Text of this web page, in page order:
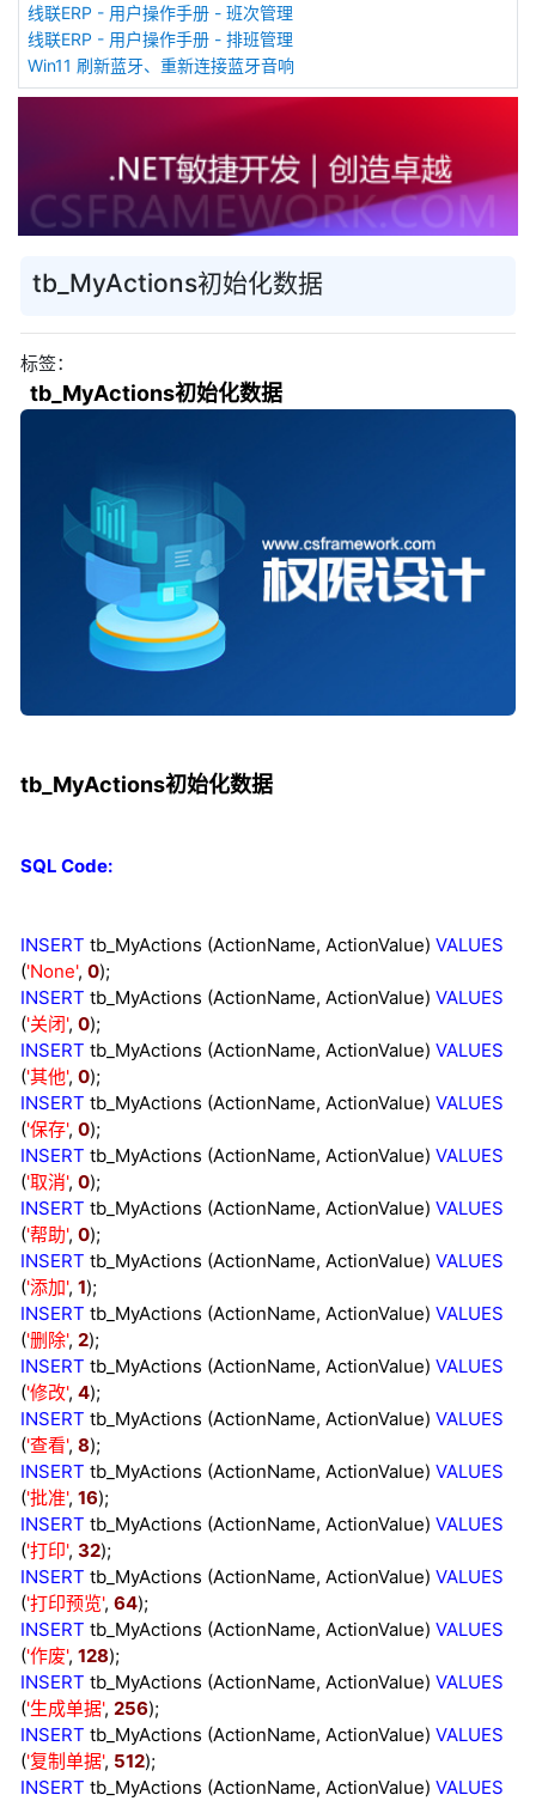
线联ERP - 用户操作手册 - 班次管理
线联ERP - 用户操作手册 - 排班管理
Win11 刷新蓝牙、重新连接蓝牙音响
tb_MyActions初始化数据
标签：
tb_MyActions初始化数据
tb_MyActions初始化数据
SQL Code:
INSERT tb_MyActions (ActionName, ActionValue) VALUES
('None', 0);
INSERT tb_MyActions (ActionName, ActionValue) VALUES
('关闭', 0);
INSERT tb_MyActions (ActionName, ActionValue) VALUES
('其他', 0);
INSERT tb_MyActions (ActionName, ActionValue) VALUES
('保存', 0);
INSERT tb_MyActions (ActionName, ActionValue) VALUES
('取消', 0);
INSERT tb_MyActions (ActionName, ActionValue) VALUES
('帮助', 0);
INSERT tb_MyActions (ActionName, ActionValue) VALUES
('添加', 1);
INSERT tb_MyActions (ActionName, ActionValue) VALUES
('删除', 2);
INSERT tb_MyActions (ActionName, ActionValue) VALUES
('修改', 4);
INSERT tb_MyActions (ActionName, ActionValue) VALUES
('查看', 8);
INSERT tb_MyActions (ActionName, ActionValue) VALUES
('批准', 16);
INSERT tb_MyActions (ActionName, ActionValue) VALUES
('打印', 32);
INSERT tb_MyActions (ActionName, ActionValue) VALUES
('打印预览', 64);
INSERT tb_MyActions (ActionName, ActionValue) VALUES
('作废', 128);
INSERT tb_MyActions (ActionName, ActionValue) VALUES
('生成单据', 256);
INSERT tb_MyActions (ActionName, ActionValue) VALUES
('复制单据', 512);
INSERT tb_MyActions (ActionName, ActionValue) VALUES